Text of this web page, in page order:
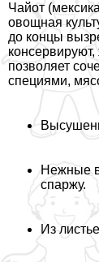
Чайот
овощная
до концы
позволяет
специями,
Нежные
спаржу.
Из